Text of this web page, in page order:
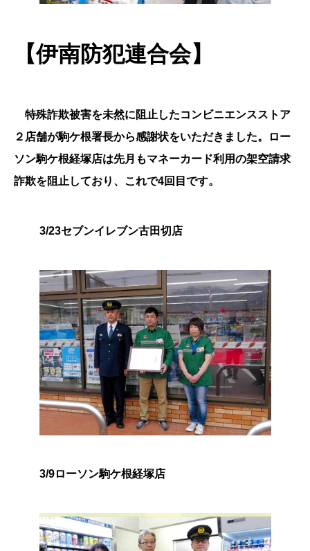
【伊南防犯連合会】
特殊詐欺被害を未然に阻止したコンビニエンスストア
２店舗が駒ケ根署長から感謝状をいただきました。ロー
ソン駒ケ根経塚店は先月もマネーカード利用の架空請求
詐欺を阻止しており、これで4回目です。
3/23セブンイレブン古田切店
3/9ローソン駒ケ根経塚店